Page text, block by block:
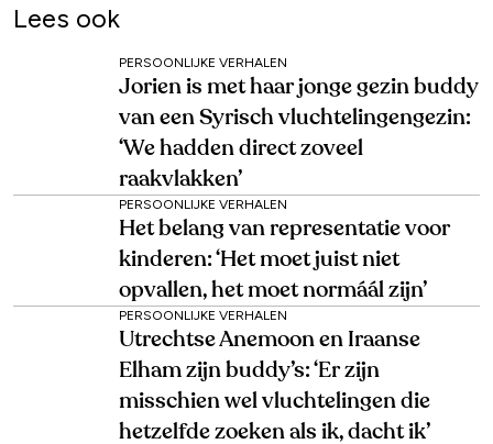
Lees ook
PERSOONLIJKE VERHALEN
Jorien is met haar jonge gezin buddy
van een Syrisch vluchtelingengezin:
‘We hadden direct zoveel
raakvlakken’
PERSOONLIJKE VERHALEN
Het belang van representatie voor
kinderen: ‘Het moet juist niet
opvallen, het moet normáál zijn’
PERSOONLIJKE VERHALEN
Utrechtse Anemoon en Iraanse
Elham zijn buddy’s: ‘Er zijn
misschien wel vluchtelingen die
hetzelfde zoeken als ik, dacht ik’